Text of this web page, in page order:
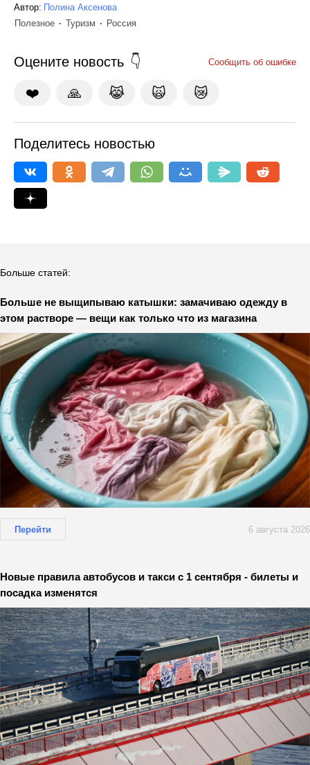
Автор: Полина Аксенова
Полезное
Туризм Россия
Оцените новость Сообщить об ошибке
❤️ 🙏 😹 🙀 😿
Поделитесь новостью
Больше статей:
Больше не выщипываю катышки: замачиваю одежду в
этом растворе — вещи как только что из магазина
Перейти 6 августа 2026
Новые правила автобусов и такси с 1 сентября - билеты и
посадка изменятся